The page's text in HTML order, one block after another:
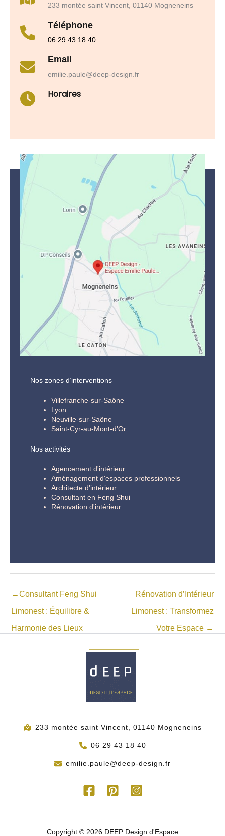
233 montée saint Vincent, 01140 Mogneneins
Téléphone
06 29 43 18 40
Email
emilie.paule@deep-design.fr
Horaires
Nos zones d’interventions
Villefranche-sur-Saône
Lyon
Neuville-sur-Saône
Saint-Cyr-au-Mont-d'Or
Nos activités
Agencement d'intérieur
Aménagement d'espaces professionnels
Architecte d'intérieur
Consultant en Feng Shui
Rénovation d'intérieur
←Consultant Feng Shui
Limonest : Équilibre &
Harmonie des Lieux
Rénovation d’Intérieur
Limonest : Transformez
Votre Espace →
233 montée saint Vincent, 01140 Mogneneins
06 29 43 18 40
emilie.paule@deep-design.fr
Copyright © 2026 DEEP Design d'Espace